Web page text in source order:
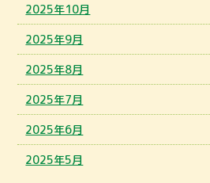
2025年10月
2025年9月
2025年8月
2025年7月
2025年6月
2025年5月